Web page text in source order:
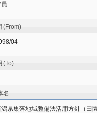
(From)
04
(To)
名
県集落地域整備法活用方針（田